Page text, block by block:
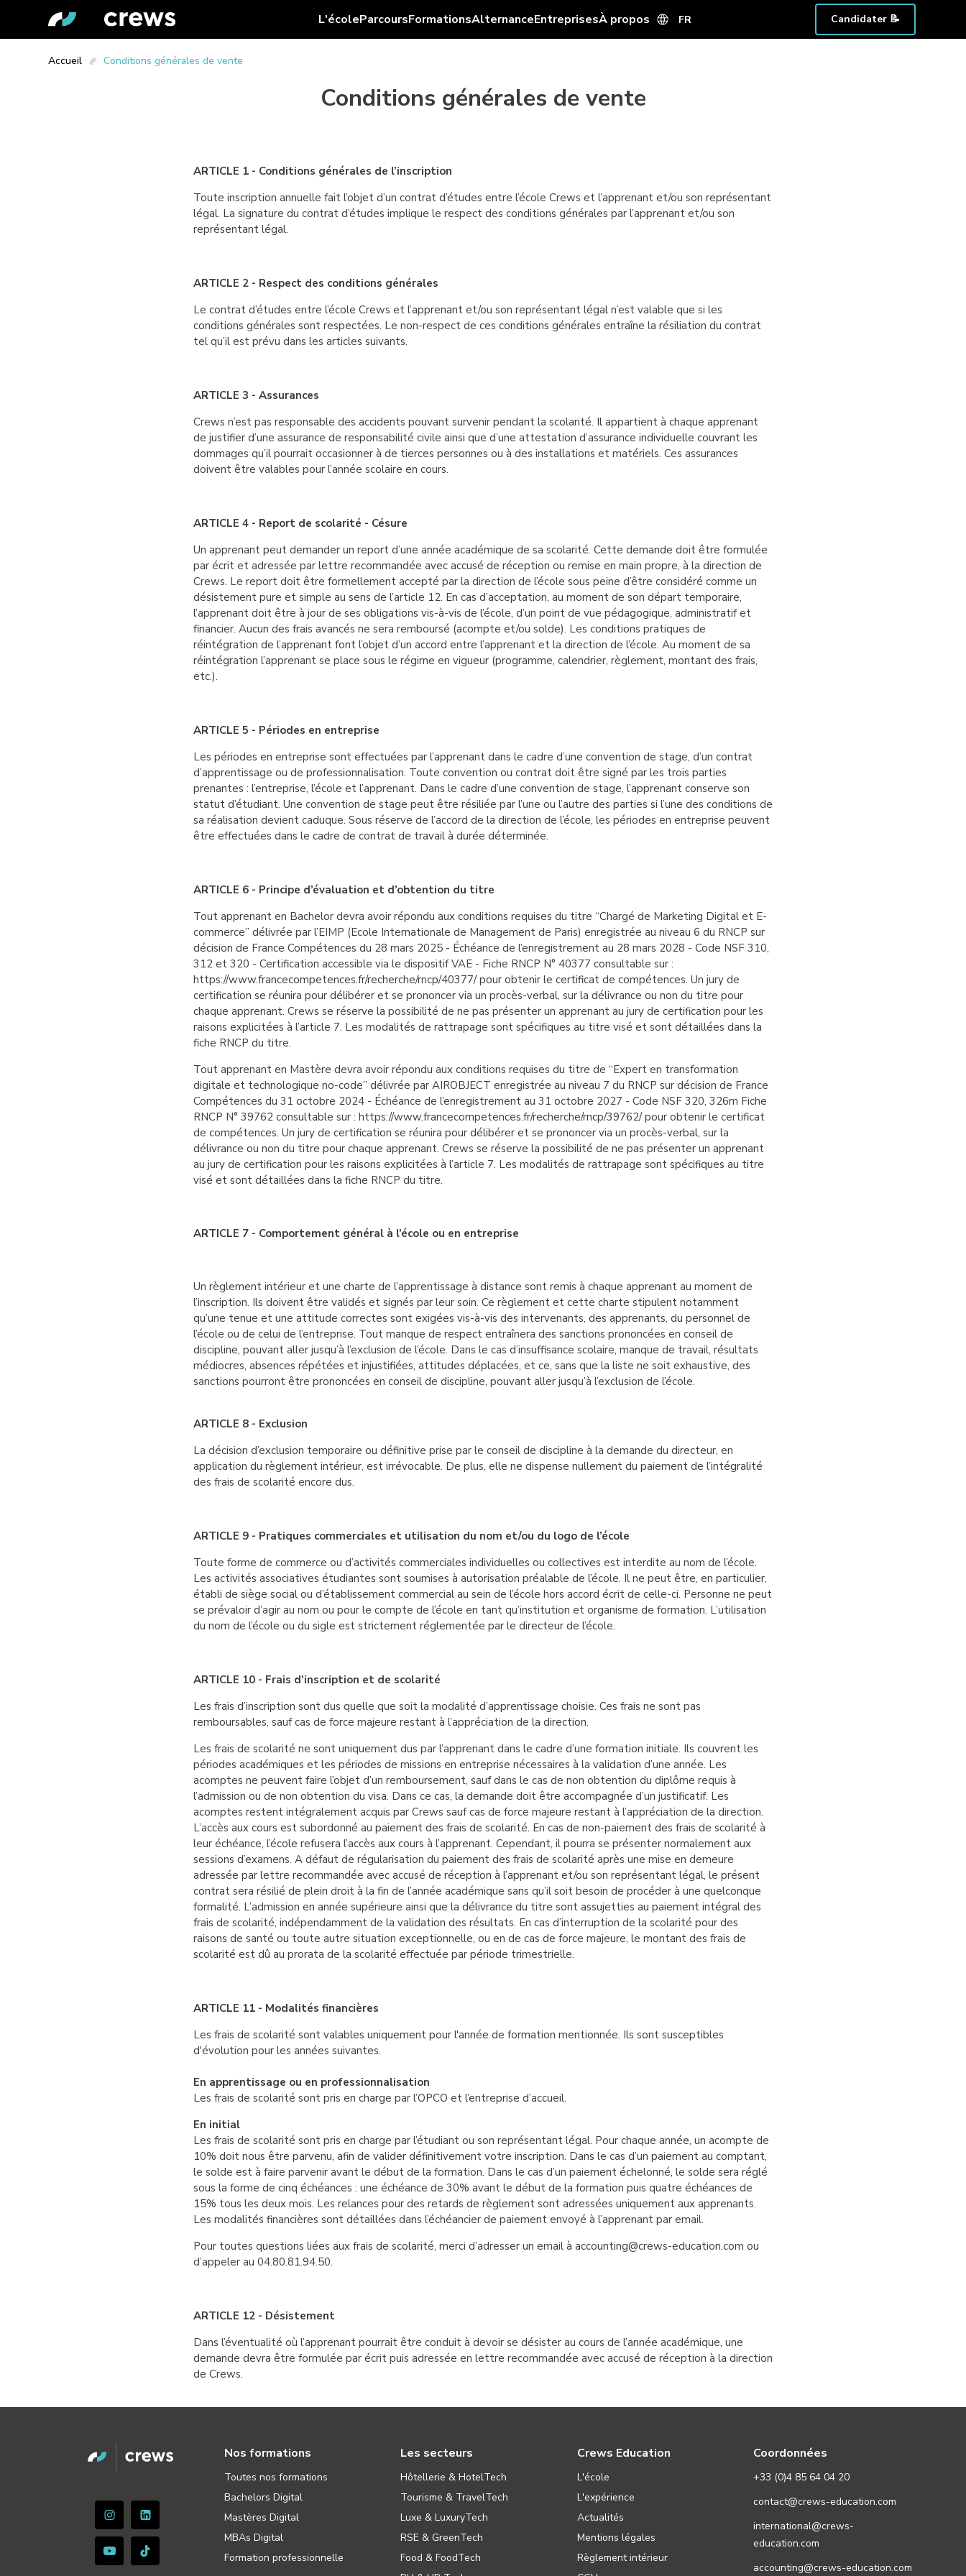
L'écoleParcoursFormationsAlternanceEntreprisesÀ propos FR Candidater 📝
Accueil Conditions générales de vente
Conditions générales de vente
ARTICLE 1 - Conditions générales de l’inscription
Toute inscription annuelle fait l’objet d’un contrat d’études entre l’école Crews et l’apprenant et/ou son représentant
légal. La signature du contrat d’études implique le respect des conditions générales par l’apprenant et/ou son
représentant légal.
ARTICLE 2 - Respect des conditions générales
Le contrat d’études entre l’école Crews et l’apprenant et/ou son représentant légal n’est valable que si les
conditions générales sont respectées. Le non-respect de ces conditions générales entraîne la résiliation du contrat
tel qu’il est prévu dans les articles suivants.
ARTICLE 3 - Assurances
Crews n’est pas responsable des accidents pouvant survenir pendant la scolarité. Il appartient à chaque apprenant
de justifier d’une assurance de responsabilité civile ainsi que d’une attestation d’assurance individuelle couvrant les
dommages qu’il pourrait occasionner à de tierces personnes ou à des installations et matériels. Ces assurances
doivent être valables pour l’année scolaire en cours.
ARTICLE 4 - Report de scolarité - Césure
Un apprenant peut demander un report d’une année académique de sa scolarité. Cette demande doit être formulée
par écrit et adressée par lettre recommandée avec accusé de réception ou remise en main propre, à la direction de
Crews. Le report doit être formellement accepté par la direction de l’école sous peine d’être considéré comme un
désistement pure et simple au sens de l’article 12. En cas d’acceptation, au moment de son départ temporaire,
l’apprenant doit être à jour de ses obligations vis-à-vis de l’école, d’un point de vue pédagogique, administratif et
financier. Aucun des frais avancés ne sera remboursé (acompte et/ou solde). Les conditions pratiques de
réintégration de l’apprenant font l’objet d’un accord entre l’apprenant et la direction de l’école. Au moment de sa
réintégration l’apprenant se place sous le régime en vigueur (programme, calendrier, règlement, montant des frais,
etc.).
ARTICLE 5 - Périodes en entreprise
Les périodes en entreprise sont effectuées par l’apprenant dans le cadre d’une convention de stage, d’un contrat
d’apprentissage ou de professionnalisation. Toute convention ou contrat doit être signé par les trois parties
prenantes : l’entreprise, l’école et l’apprenant. Dans le cadre d’une convention de stage, l’apprenant conserve son
statut d’étudiant. Une convention de stage peut être résiliée par l’une ou l’autre des parties si l’une des conditions de
sa réalisation devient caduque. Sous réserve de l’accord de la direction de l’école, les périodes en entreprise peuvent
être effectuées dans le cadre de contrat de travail à durée déterminée.
ARTICLE 6 - Principe d’évaluation et d’obtention du titre
Tout apprenant en Bachelor devra avoir répondu aux conditions requises du titre “Chargé de Marketing Digital et E-
commerce” délivrée par l’EIMP (Ecole Internationale de Management de Paris) enregistrée au niveau 6 du RNCP sur
décision de France Compétences du 28 mars 2025 - Échéance de l’enregistrement au 28 mars 2028 - Code NSF 310,
312 et 320 - Certification accessible via le dispositif VAE - Fiche RNCP N° 40377 consultable sur :
https://www.francecompetences.fr/recherche/rncp/40377/ pour obtenir le certificat de compétences. Un jury de
certification se réunira pour délibérer et se prononcer via un procès-verbal, sur la délivrance ou non du titre pour
chaque apprenant. Crews se réserve la possibilité de ne pas présenter un apprenant au jury de certification pour les
raisons explicitées à l’article 7. Les modalités de rattrapage sont spécifiques au titre visé et sont détaillées dans la
fiche RNCP du titre.
Tout apprenant en Mastère devra avoir répondu aux conditions requises du titre de “Expert en transformation
digitale et technologique no-code” délivrée par AIROBJECT enregistrée au niveau 7 du RNCP sur décision de France
Compétences du 31 octobre 2024 - Échéance de l’enregistrement au 31 octobre 2027 - Code NSF 320, 326m Fiche
RNCP N° 39762 consultable sur : https://www.francecompetences.fr/recherche/rncp/39762/ pour obtenir le certificat
de compétences. Un jury de certification se réunira pour délibérer et se prononcer via un procès-verbal, sur la
délivrance ou non du titre pour chaque apprenant. Crews se réserve la possibilité de ne pas présenter un apprenant
au jury de certification pour les raisons explicitées à l’article 7. Les modalités de rattrapage sont spécifiques au titre
visé et sont détaillées dans la fiche RNCP du titre.
ARTICLE 7 - Comportement général à l’école ou en entreprise
Un règlement intérieur et une charte de l’apprentissage à distance sont remis à chaque apprenant au moment de
l’inscription. Ils doivent être validés et signés par leur soin. Ce règlement et cette charte stipulent notamment
qu’une tenue et une attitude correctes sont exigées vis-à-vis des intervenants, des apprenants, du personnel de
l’école ou de celui de l’entreprise. Tout manque de respect entraînera des sanctions prononcées en conseil de
discipline, pouvant aller jusqu’à l’exclusion de l’école. Dans le cas d’insuffisance scolaire, manque de travail, résultats
médiocres, absences répétées et injustifiées, attitudes déplacées, et ce, sans que la liste ne soit exhaustive, des
sanctions pourront être prononcées en conseil de discipline, pouvant aller jusqu’à l’exclusion de l’école.
ARTICLE 8 - Exclusion
La décision d’exclusion temporaire ou définitive prise par le conseil de discipline à la demande du directeur, en
application du règlement intérieur, est irrévocable. De plus, elle ne dispense nullement du paiement de l’intégralité
des frais de scolarité encore dus.
ARTICLE 9 - Pratiques commerciales et utilisation du nom et/ou du logo de l’école
Toute forme de commerce ou d’activités commerciales individuelles ou collectives est interdite au nom de l’école.
Les activités associatives étudiantes sont soumises à autorisation préalable de l’école. Il ne peut être, en particulier,
établi de siège social ou d’établissement commercial au sein de l’école hors accord écrit de celle-ci. Personne ne peut
se prévaloir d’agir au nom ou pour le compte de l’école en tant qu’institution et organisme de formation. L’utilisation
du nom de l’école ou du sigle est strictement réglementée par le directeur de l’école.
ARTICLE 10 - Frais d'inscription et de scolarité
Les frais d’inscription sont dus quelle que soit la modalité d’apprentissage choisie. Ces frais ne sont pas
remboursables, sauf cas de force majeure restant à l’appréciation de la direction.
Les frais de scolarité ne sont uniquement dus par l’apprenant dans le cadre d’une formation initiale. Ils couvrent les
périodes académiques et les périodes de missions en entreprise nécessaires à la validation d’une année. Les
acomptes ne peuvent faire l’objet d’un remboursement, sauf dans le cas de non obtention du diplôme requis à
l’admission ou de non obtention du visa. Dans ce cas, la demande doit être accompagnée d’un justificatif. Les
acomptes restent intégralement acquis par Crews sauf cas de force majeure restant à l’appréciation de la direction.
L’accès aux cours est subordonné au paiement des frais de scolarité. En cas de non-paiement des frais de scolarité à
leur échéance, l’école refusera l’accès aux cours à l’apprenant. Cependant, il pourra se présenter normalement aux
sessions d’examens. A défaut de régularisation du paiement des frais de scolarité après une mise en demeure
adressée par lettre recommandée avec accusé de réception à l’apprenant et/ou son représentant légal, le présent
contrat sera résilié de plein droit à la fin de l’année académique sans qu’il soit besoin de procéder à une quelconque
formalité. L’admission en année supérieure ainsi que la délivrance du titre sont assujetties au paiement intégral des
frais de scolarité, indépendamment de la validation des résultats. En cas d’interruption de la scolarité pour des
raisons de santé ou toute autre situation exceptionnelle, ou en de cas de force majeure, le montant des frais de
scolarité est dû au prorata de la scolarité effectuée par période trimestrielle.
ARTICLE 11 - Modalités financières
Les frais de scolarité sont valables uniquement pour l'année de formation mentionnée. Ils sont susceptibles
d'évolution pour les années suivantes.
En apprentissage ou en professionnalisation
Les frais de scolarité sont pris en charge par l’OPCO et l’entreprise d’accueil.
En initial
Les frais de scolarité sont pris en charge par l’étudiant ou son représentant légal. Pour chaque année, un acompte de
10% doit nous être parvenu, afin de valider définitivement votre inscription. Dans le cas d’un paiement au comptant,
le solde est à faire parvenir avant le début de la formation. Dans le cas d’un paiement échelonné, le solde sera réglé
sous la forme de cinq échéances : une échéance de 30% avant le début de la formation puis quatre échéances de
15% tous les deux mois. Les relances pour des retards de règlement sont adressées uniquement aux apprenants.
Les modalités financières sont détaillées dans l’échéancier de paiement envoyé à l’apprenant par email.
Pour toutes questions liées aux frais de scolarité, merci d’adresser un email à accounting@crews-education.com ou
d’appeler au 04.80.81.94.50.
ARTICLE 12 - Désistement
Dans l’éventualité où l’apprenant pourrait être conduit à devoir se désister au cours de l’année académique, une
demande devra être formulée par écrit puis adressée en lettre recommandée avec accusé de réception à la direction
de Crews.
Nos formations
Toutes nos formations
Bachelors Digital
Mastères Digital
MBAs Digital
Formation professionnelle
Les secteurs
Hôtellerie & HotelTech
Tourisme & TravelTech
Luxe & LuxuryTech
RSE & GreenTech
Food & FoodTech
Crews Education
L'école
L'expérience
Actualités
Mentions légales
Règlement intérieur
Coordonnées
+33 (0)4 85 64 04 20
contact@crews-education.com
international@crews-
education.com
accounting@crews-education.com